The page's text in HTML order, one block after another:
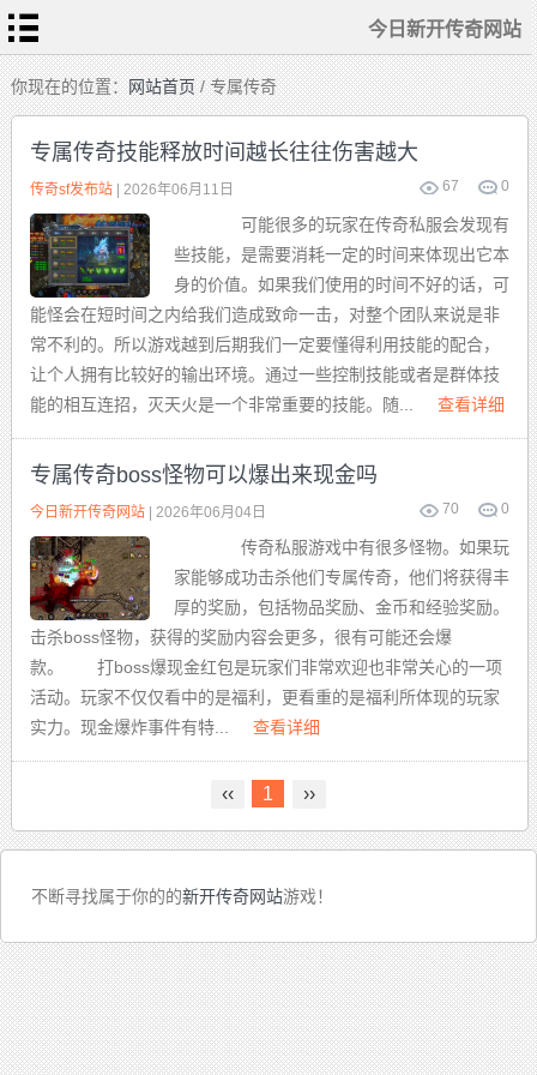
今日新开传奇网站
首
页
今
日
新
开
传
奇
网
站
热
血
传
奇
私
服
传
奇
sf
发
布
站
新
开
合
击
传
奇
你现在的位置：网站首页/ 专属传奇
专属传奇技能释放时间越长往往伤害越大
67 0
传奇sf发布站 | 2026年06月11日
可能很多的玩家在传奇私服会发现有
些技能，是需要消耗一定的时间来体现出它本
身的价值。如果我们使用的时间不好的话，可
能怪会在短时间之内给我们造成致命一击，对整个团队来说是非
常不利的。所以游戏越到后期我们一定要懂得利用技能的配合，
让个人拥有比较好的输出环境。通过一些控制技能或者是群体技
能的相互连招，灭天火是一个非常重要的技能。随...
查看详细
专属传奇boss怪物可以爆出来现金吗
70 0
今日新开传奇网站 | 2026年06月04日
传奇私服游戏中有很多怪物。如果玩
家能够成功击杀他们专属传奇，他们将获得丰
厚的奖励，包括物品奖励、金币和经验奖励。
击杀boss怪物，获得的奖励内容会更多，很有可能还会爆
款。 打boss爆现金红包是玩家们非常欢迎也非常关心的一项
活动。玩家不仅仅看中的是福利，更看重的是福利所体现的玩家
实力。现金爆炸事件有特...
查看详细
‹‹ 1 ››
不断寻找属于你的的新开传奇网站游戏！